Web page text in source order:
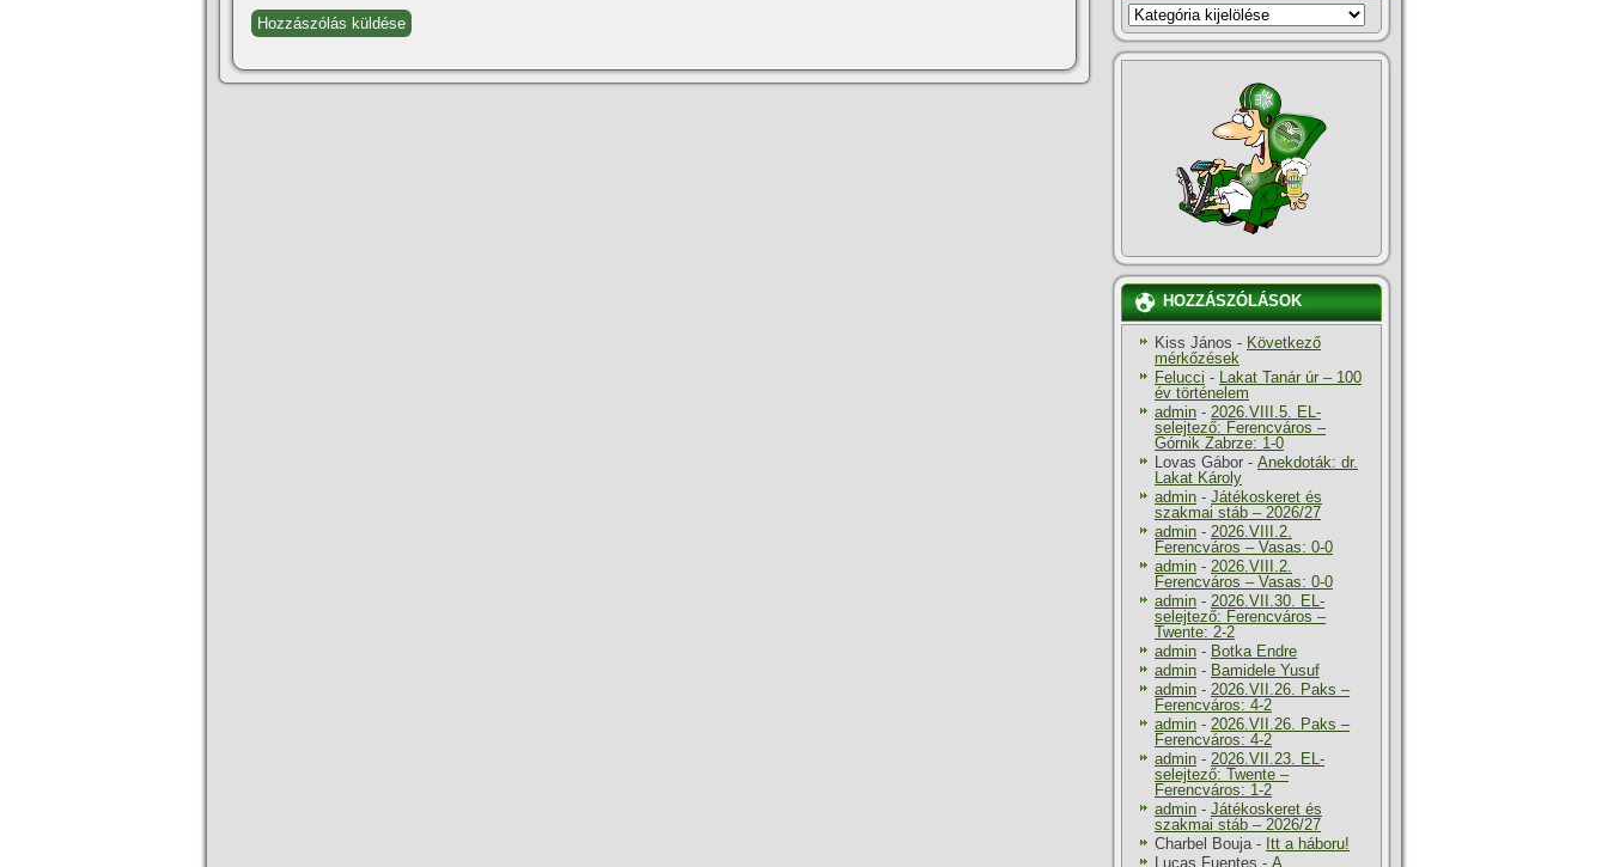
KATEGÓRIÁK
HOZZÁSZÓLÁSOK
Kiss János - Következő
mérkőzések
Felucci - Lakat Tanár úr – 100
év történelem
admin - 2026.VIII.5. EL-
selejtező: Ferencváros –
Górnik Zabrze: 1-0
Lovas Gábor - Anekdoták: dr.
Lakat Károly
admin - Játékoskeret és
szakmai stáb – 2026/27
admin - 2026.VIII.2.
Ferencváros – Vasas: 0-0
admin - 2026.VIII.2.
Ferencváros – Vasas: 0-0
admin - 2026.VII.30. EL-
selejtező: Ferencváros –
Twente: 2-2
admin - Botka Endre
admin - Bamidele Yusuf
admin - 2026.VII.26. Paks –
Ferencváros: 4-2
admin - 2026.VII.26. Paks –
Ferencváros: 4-2
admin - 2026.VII.23. EL-
selejtező: Twente –
Ferencváros: 1-2
admin - Játékoskeret és
szakmai stáb – 2026/27
Charbel Bouja- Itt a háboru!
Lucas Fuentes - A